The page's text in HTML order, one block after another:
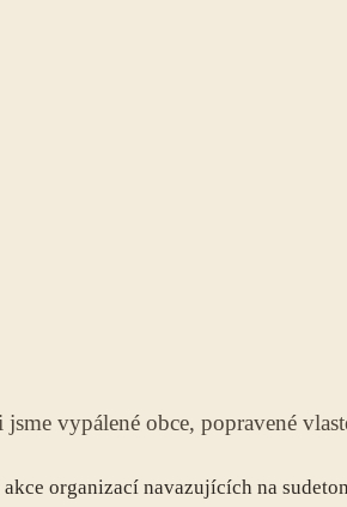
vypálené obce, popravené
organizací navazujících na